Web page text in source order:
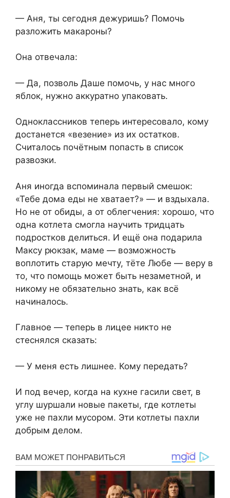
— Аня, ты сегодня дежуришь? Помочь
разложить макароны?
Она отвечала:
— Да, позволь Даше помочь, у нас много
яблок, нужно аккуратно упаковать.
Одноклассников теперь интересовало, кому
достанется «везение» из их остатков.
Считалось почётным попасть в список
развозки.
Аня иногда вспоминала первый смешок:
«Тебе дома еды не хватает?» — и вздыхала.
Но не от обиды, а от облегчения: хорошо, что
одна котлета смогла научить тридцать
подростков делиться. И ещё она подарила
Максу рюкзак, маме — возможность
воплотить старую мечту, тёте Любе — веру в
то, что помощь может быть незаметной, и
никому не обязательно знать, как всё
начиналось.
Главное — теперь в лицее никто не
стеснялся сказать:
— У меня есть лишнее. Кому передать?
И под вечер, когда на кухне гасили свет, в
углу шуршали новые пакеты, где котлеты
уже не пахли мусором. Эти котлеты пахли
добрым делом.